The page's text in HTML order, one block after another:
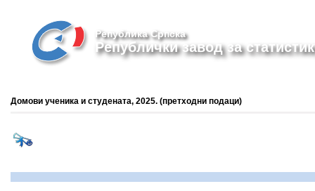
Република Српска
Републички завод за
Домови ученика и студената, 2025. (претходни подаци)